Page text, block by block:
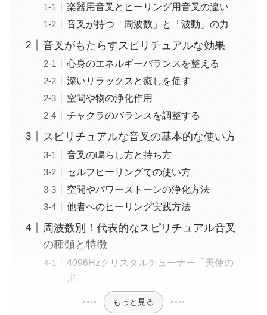
楽器用音叉とヒーリング用音叉の違い
音叉が持つ「周波数」と「波動」の力
音叉がもたらすスピリチュアルな効果
心身のエネルギーバランスを整える
深いリラックスと癒しを促す
空間や物の浄化作用
チャクラのバランスを調整する
スピリチュアルな音叉の基本的な使い方
音叉の鳴らし方と持ち方
セルフヒーリングでの使い方
空間やパワーストーンの浄化方法
他者へのヒーリング実践方法
周波数別！代表的なスピリチュアル音叉
の種類と特徴
4096Hzクリスタルチューナー「天使の
扉」
もっと見る